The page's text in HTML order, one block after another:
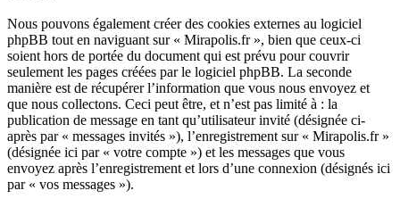
Nous pouvons également créer des cookies externes au logiciel
phpBB tout en naviguant sur « Mirapolis.fr », bien que ceux-ci
soient hors de portée du document qui est prévu pour couvrir
seulement les pages créées par le logiciel phpBB. La seconde
manière est de récupérer l’information que vous nous envoyez et
que nous collectons. Ceci peut être, et n’est pas limité à : la
publication de message en tant qu’utilisateur invité (désignée ci-
après par « messages invités »), l’enregistrement sur « Mirapolis.fr »
(désignée ici par « votre compte ») et les messages que vous
envoyez après l’enregistrement et lors d’une connexion (désignés ici
par « vos messages »).